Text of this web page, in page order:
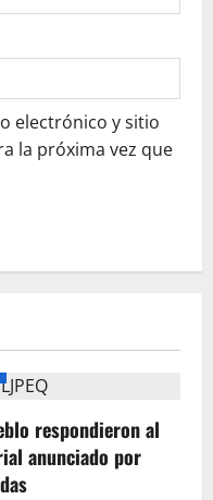
electrónico y sitio
la próxima vez que
respondieron al
anunciado por